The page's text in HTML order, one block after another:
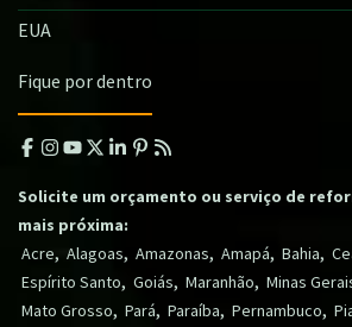
EUA
Fique por dentro
Solicite um orçamento ou serviço de
mais próxima:
Acre, Alagoas, Amazonas, Amapá, Bahia,
Espírito Santo, Goiás, Maranhão, Minas
Mato Grosso, Pará, Paraíba, Pernambuco,